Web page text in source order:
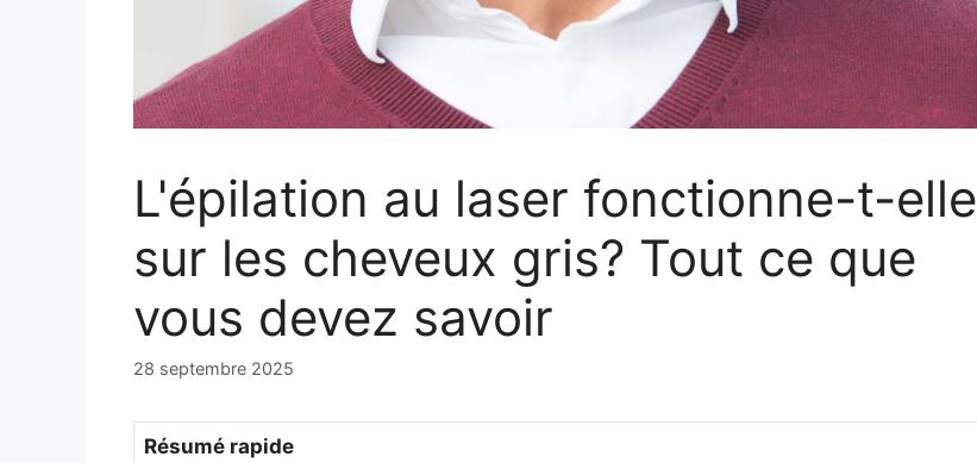
L'épilation au laser fonctionne-t-elle
sur les cheveux gris? Tout ce que
vous devez savoir
28 septembre 2025
Résumé rapide